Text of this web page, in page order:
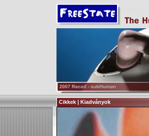
Cikkek | Kiadványok